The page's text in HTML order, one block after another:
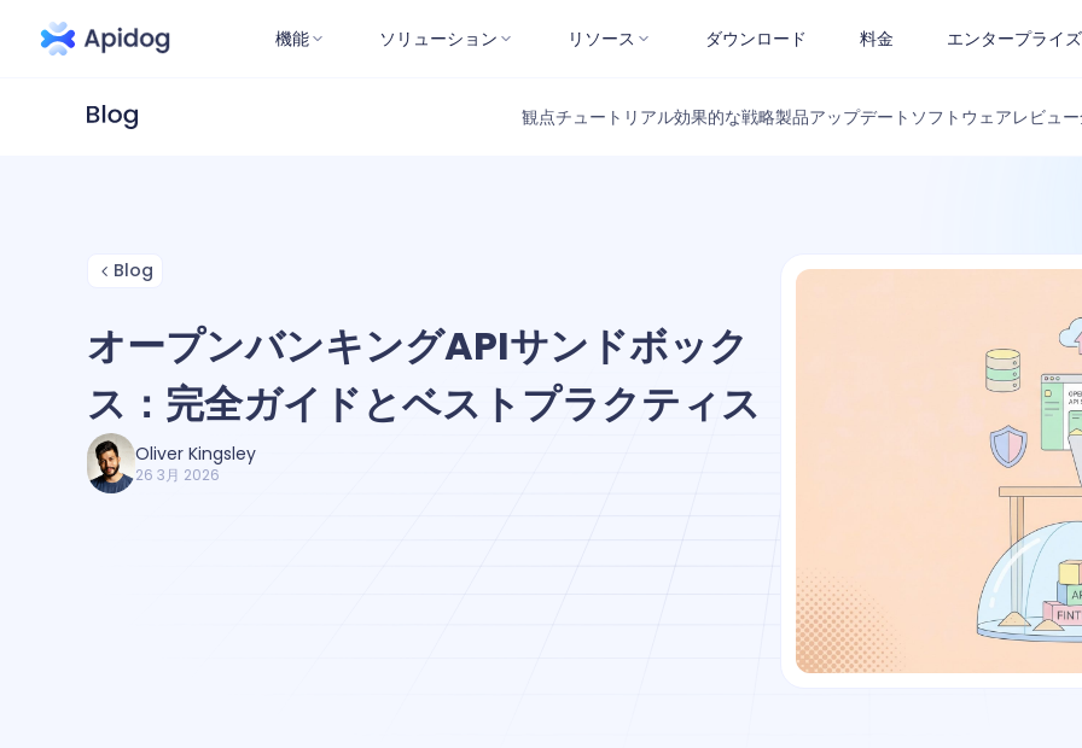
機能 ソリューション リソース ダウンロード 料金 エンタープライズ
観点チュートリアル効果的な戦略製品アップデート ソフトウェアレビュー
Blog
オープンバンキングAPIサンドボック
ス：完全ガイドとベストプラクティス
Oliver Kingsley
26 3月 2026